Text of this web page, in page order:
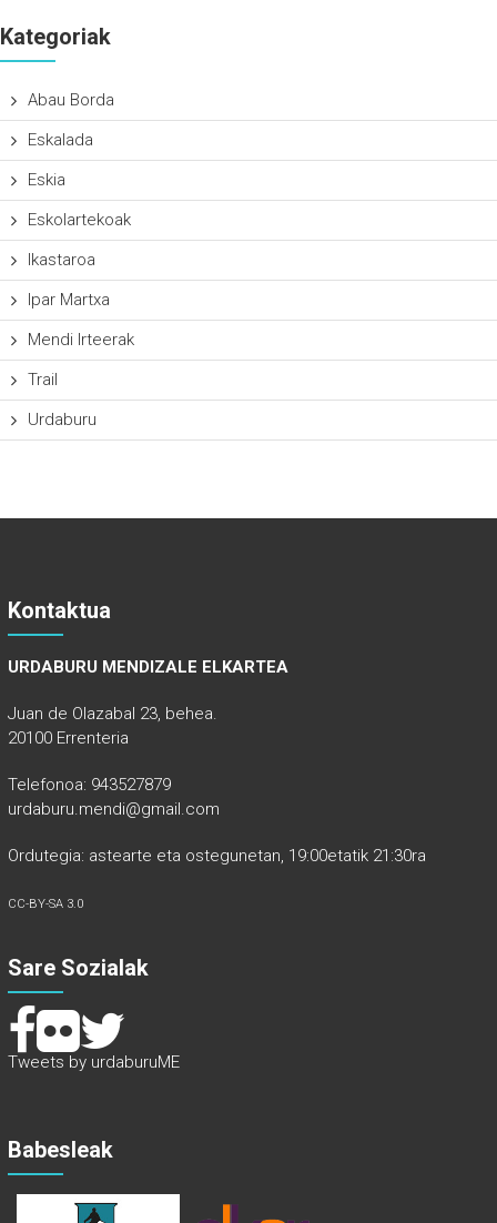
Kategoriak
Abau Borda
Eskalada
Eskia
Eskolartekoak
Ikastaroa
Ipar Martxa
Mendi Irteerak
Trail
Urdaburu
Kontaktua
URDABURU MENDIZALE ELKARTEA
Juan de Olazabal 23, behea.
20100 Errenteria
Telefonoa: 943527879
urdaburu.mendi@gmail.com
Ordutegia: astearte eta ostegunetan, 19:00etatik 21:30ra
CC-BY-SA 3.0
Sare Sozialak
Tweets by urdaburuME
Babesleak